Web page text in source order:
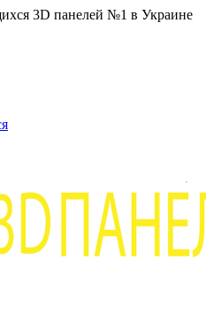
3D панелей №1 в Украине